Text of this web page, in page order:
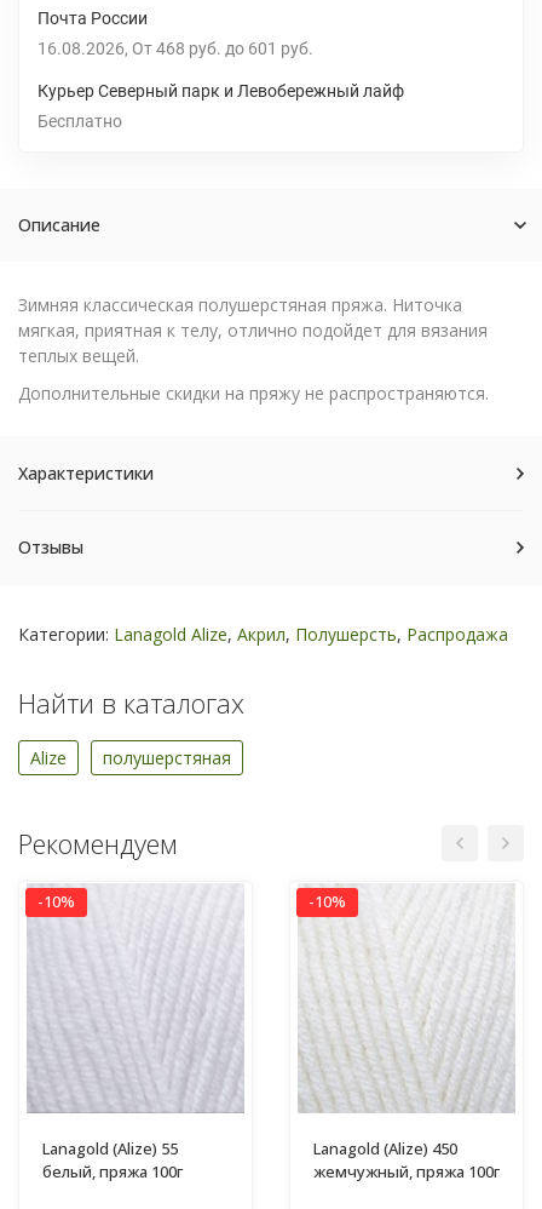
Почта России
16.08.2026 От 468 руб. до 601 руб.
Курьер Северный парк и Левобережный лайф
Бесплатно
Описание
Зимняя классическая полушерстяная пряжа. Ниточка
мягкая, приятная к телу, отлично подойдет для вязания
теплых вещей.
Дополнительные скидки на пряжу не распространяются.
Характеристики
Отзывы
Категории: Lanagold Alize, Акрил, Полушерсть, Распродажа
Найти в каталогах
Alize полушерстяная
Рекомендуем
-10%
Lanagold (Alize) 55
белый, пряжа 100г
-10%
Lanagold (Alize) 450
жемчужный, пряжа 100г